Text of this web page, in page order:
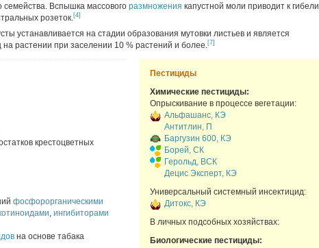
семейства. Вспышка массового размножения капустной моли приводит к гибели
розеток.[4]
устанавливается на стадии образования мутовки листьев и является
растении при заселении 10 % растений и более.[7]
Пестициды
Химические пестициды:
Опрыскивание в процессе вегетации:
Альфашанс, КЭ
Антитлин, П
Баргузин 600, КЭ
Борей, СК
Герольд, ВСК
Децис Эксперт, КЭ
Универсальный системный инсектицид:
Дитокс, КЭ
В личных подсобных хозяйствах:
Биологические пестициды:
крестоцветных
фосфорорганическими
, ингибиторами
на основе табака